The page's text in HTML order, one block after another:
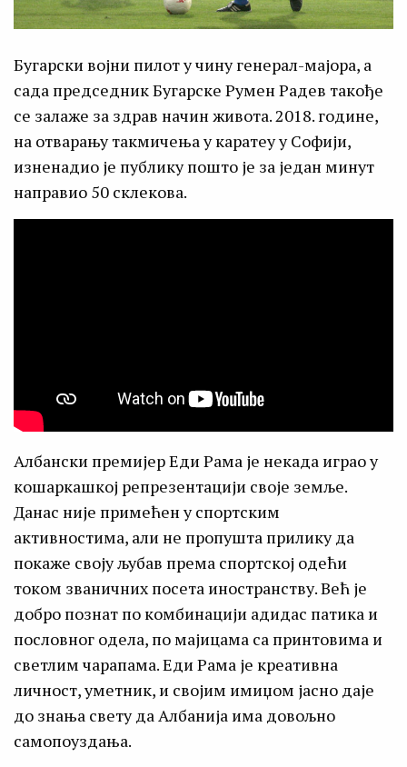
Бугарски војни пилот у чину генерал-мајора, а
сада председник Бугарске Румен Радев такође
се залаже за здрав начин живота. 2018. године,
на отварању такмичења у каратеу у Софији,
изненадио је публику пошто је за један минут
направио 50 склекова.
Албански премијер Еди Рама је некада играо у
кошаркашкој репрезентацији своје земље.
Данас није примећен у спортским
активностима, али не пропушта прилику да
покаже своју љубав према спортској одећи
током званичних посета иностранству. Већ је
добро познат по комбинацији адидас патика и
пословног одела, по мајицама са принтовима и
светлим чарапама. Еди Рама је креативна
личност, уметник, и својим имиџом јасно даје
до знања свету да Албанија има довољно
самопоуздања.